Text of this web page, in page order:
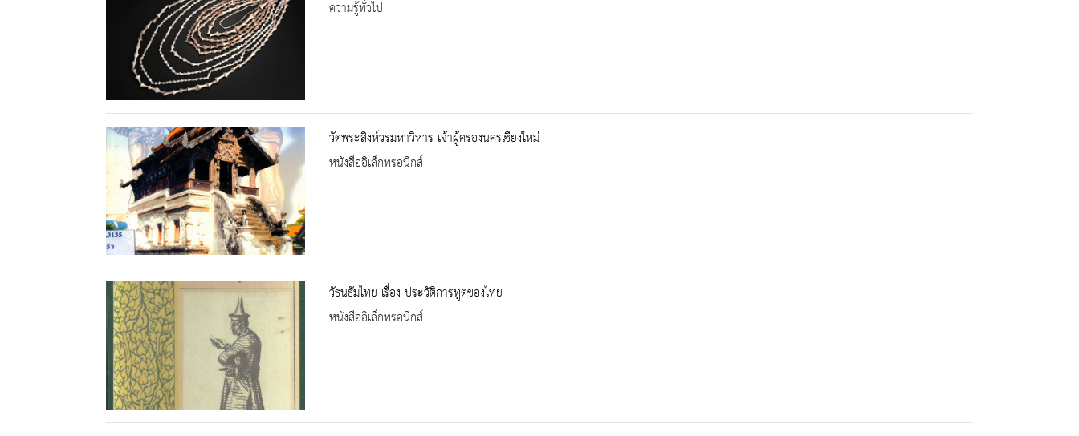
ความรู้ทั่วไป
วัดพระสิงห์วรมหาวิหาร เจ้าผู้ครองนครเชียงใหม่
หนังสืออิเล็กทรอนิกส์
วัธนธัมไทย เรื่อง ประวัติการทูตของไทย
หนังสืออิเล็กทรอนิกส์